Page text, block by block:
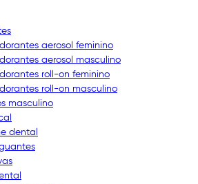
aerosol feminino
aerosol masculino
roll-on feminino
roll-on masculino
masculino
dental